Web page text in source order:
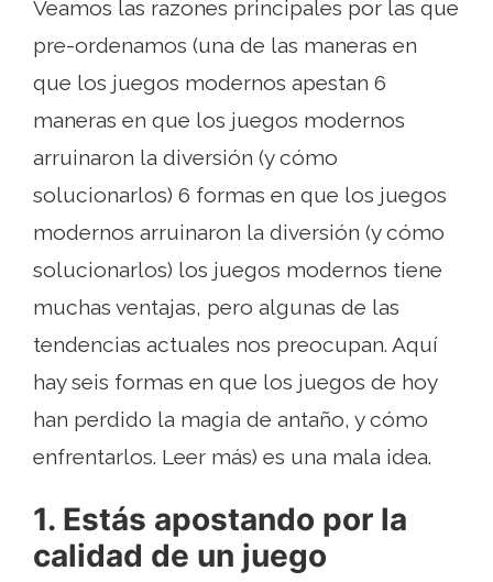
Veamos las razones principales por las que
pre-ordenamos (una de las maneras en
que los juegos modernos apestan 6
maneras en que los juegos modernos
arruinaron la diversión (y cómo
solucionarlos) 6 formas en que los juegos
modernos arruinaron la diversión (y cómo
solucionarlos) los juegos modernos tiene
muchas ventajas, pero algunas de las
tendencias actuales nos preocupan. Aquí
hay seis formas en que los juegos de hoy
han perdido la magia de antaño, y cómo
enfrentarlos. Leer más) es una mala idea.
1. Estás apostando por la
calidad de un juego